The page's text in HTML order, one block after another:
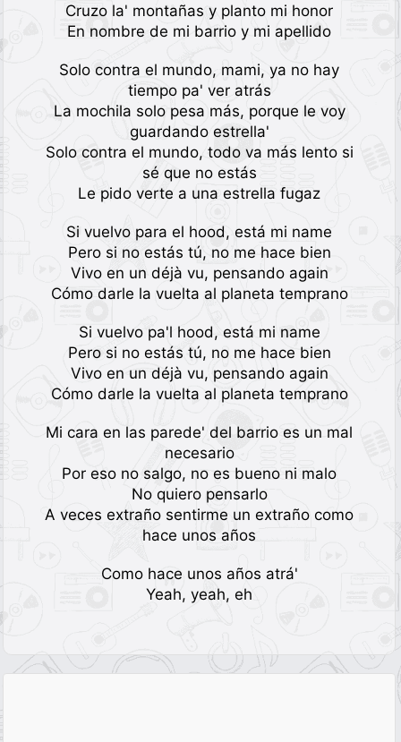
Cruzo la' montañas y planto mi honor
En nombre de mi barrio y mi apellido
Solo contra el mundo, mami, ya no hay
tiempo pa' ver atrás
La mochila solo pesa más, porque le voy
guardando estrella'
Solo contra el mundo, todo va más lento si
sé que no estás
Le pido verte a una estrella fugaz
Si vuelvo para el hood, está mi name
Pero si no estás tú, no me hace bien
Vivo en un déjà vu, pensando again
Cómo darle la vuelta al planeta temprano
Si vuelvo pa'l hood, está mi name
Pero si no estás tú, no me hace bien
Vivo en un déjà vu, pensando again
Cómo darle la vuelta al planeta temprano
Mi cara en las parede' del barrio es un mal
necesario
Por eso no salgo, no es bueno ni malo
No quiero pensarlo
A veces extraño sentirme un extraño como
hace unos años
Como hace unos años atrá'
Yeah, yeah, eh